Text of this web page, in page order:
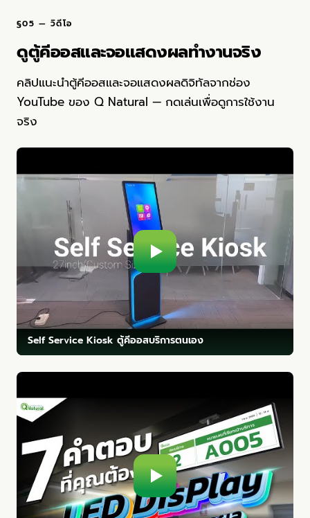
§05 — วิดีโอ
ดูตู้คีออสและจอแสดงผลทำงานจริง
คลิปแนะนำตู้คีออสและจอแสดงผลดิจิทัลจากช่อง
YouTube ของ Q Natural — กดเล่นเพื่อดูการใช้งาน
จริง
Self Service Kiosk ตู้คีออสบริการตนเอง